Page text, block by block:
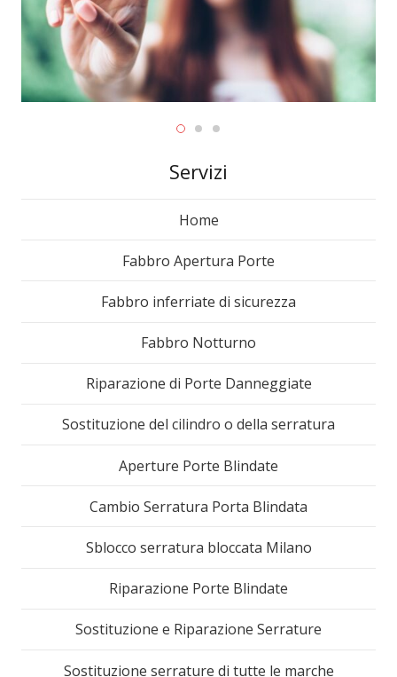
Servizi
Home
Fabbro Apertura Porte
Fabbro inferriate di sicurezza
Fabbro Notturno
Riparazione di Porte Danneggiate
Sostituzione del cilindro o della serratura
Aperture Porte Blindate
Cambio Serratura Porta Blindata
Sblocco serratura bloccata Milano
Riparazione Porte Blindate
Sostituzione e Riparazione Serrature
Sostituzione serrature di tutte le marche